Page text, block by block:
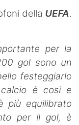
della UEFA.
per la
gol sono un
festeggiarlo
è così e
più equilibrato
per il gol, è